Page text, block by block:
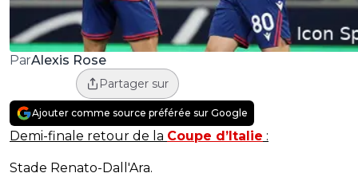
ParAlexis Rose
Partager sur
Ajouter comme source préférée sur Google
Demi-finale retour de la Coupe d’Italie :
Stade Renato-Dall'Ara.